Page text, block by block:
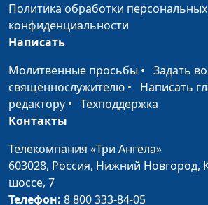
Если, Господи, это
так!
Свет завтрашнего
дня
Светлана
Средь бесконечной
Тополя, тополя,
тополя
Юрий Бойков,
Политика обработки
конфиденциальности
Написать
Молитвенные просьбы • Задать
священнослужителю • Написать
редактору • Техподдержка
Контакты
Телекомпания «Три Ангела»
603028, Россия, Нижний Новгород,
шоссе, 7
Телефон: 8 800 333-84-05